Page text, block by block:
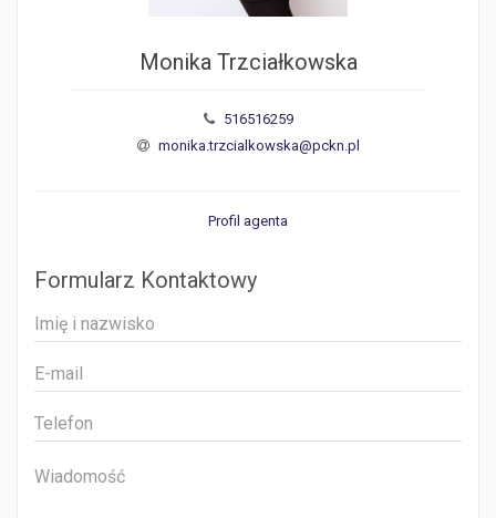
Monika Trzciałkowska
516516259
monika.trzcialkowska@pckn.pl
Profil agenta
Formularz Kontaktowy